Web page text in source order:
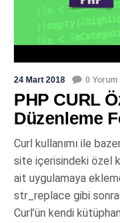
24 Mart 2018 0 Yorum
PHP CURL
Düzenleme
Curl kullanımı ile
site içerisindeki özel
ait uygulamaya
str_replace gibi
Curl’ün kendi